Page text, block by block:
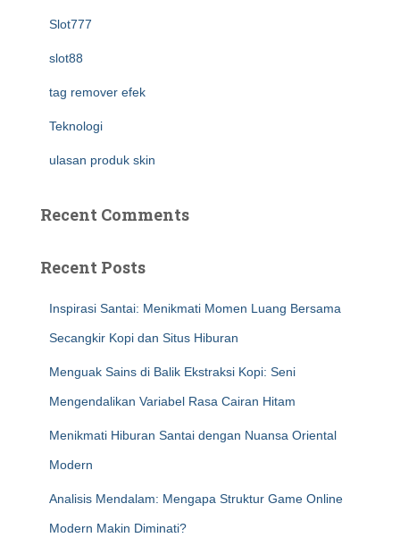
Slot777
slot88
tag remover efek
Teknologi
ulasan produk skin
Recent Comments
Recent Posts
Inspirasi Santai: Menikmati Momen Luang Bersama
Secangkir Kopi dan Situs Hiburan
Menguak Sains di Balik Ekstraksi Kopi: Seni
Mengendalikan Variabel Rasa Cairan Hitam
Menikmati Hiburan Santai dengan Nuansa Oriental
Modern
Analisis Mendalam: Mengapa Struktur Game Online
Modern Makin Diminati?